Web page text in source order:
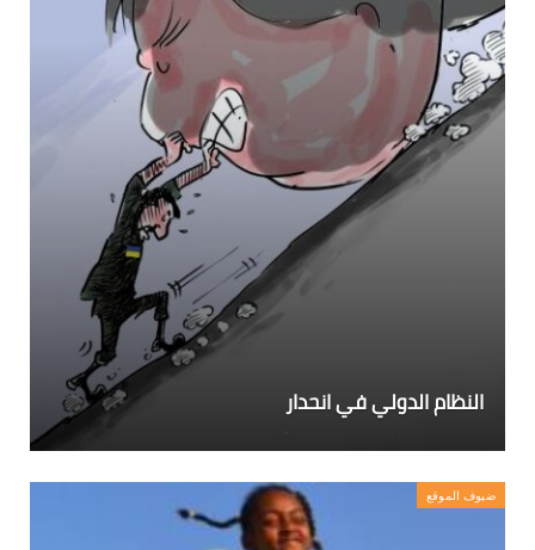
النظام الدولي في انحدار
ضيوف الموقع